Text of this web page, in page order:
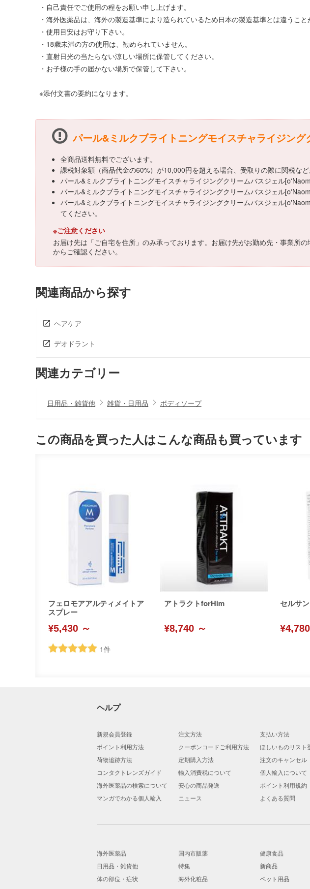
・自己責任でご使用の程をお願い申し上げます。
・海外医薬品は、海外の製造基準により造られているため日本の製造基準とは違うこと
・使用目安はお守り下さい。
・18歳未満の方の使用は、勧められていません。
・直射日光の当たらない涼しい場所に保管してください。
・お子様の手の届かない場所で保管して下さい。
※添付文書の要約になります。
パール&ミルクブライトニングモイスチャライジン
全商品送料無料でございます。
課税対象額（商品代金の60%）が10,000円を超える場合、受取りの際に関税など
パール&ミルクブライトニングモイスチャライジングクリームバスジェル
パール&ミルクブライトニングモイスチャライジングクリームバスジェル
パール&ミルクブライトニングモイスチャライジングクリームバスジェル
てください。
※ご注意ください
お届け先は「ご自宅を住所」のみ承っております。お届け先がお勤め先・事業所
からご確認ください。
関連商品から探す
ヘアケア
デオドラント
関連カテゴリー
日用品・雑貨他 雑貨・日用品 ボディソープ
この商品を買った人はこんな商品も買っています
フェロモアアルティメイトア
スプレー
¥5,430 ～
1件
アトラクトforHim
¥8,740 ～
セルサ
ヘルプ
新規会員登録 注文方法 支払い方法
ポイント利用方法
クーポンコードご利用方法 ほしいものリスト
荷物追跡方法
定期購入方法 注文のキャンセル
コンタクトレンズガイド
輸入消費税について 個人輸入について
海外医薬品の検索について
安心の商品発送 ポイント利用規約
マンガでわかる個人輸入
ニュース よくある質問
海外医薬品 国内市販薬 健康食品
日用品・雑貨他
特集 新商品
体の部位・症状
海外化粧品 ペット用品